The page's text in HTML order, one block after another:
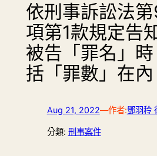
依刑事訴訟法
項第1款規定告
被告「罪名」
括「罪數」在內
Aug 21, 2022—作者:鄧羽秢
分類: 刑事案件